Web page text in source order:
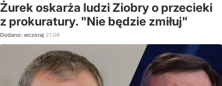
Żurek oskarża ludzi Ziobry o przecieki
z prokuratury. "Nie będzie zmiłuj"
Dodano: wczoraj 21:06